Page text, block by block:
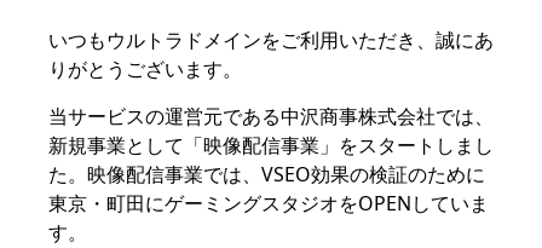
いつもウルトラドメインをご利用いただき、誠にあ
りがとうございます。
当サービスの運営元である中沢商事株式会社では、
新規事業として「映像配信事業」をスタートしまし
た。映像配信事業では、VSEO効果の検証のために
東京・町田にゲーミングスタジオをOPENしていま
す。